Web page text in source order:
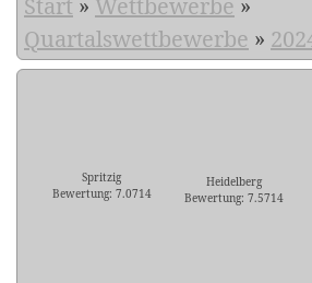
Start » Wettbewerbe »
Quartalswettbewerbe »
Spritzig
Bewertung: 7.0714
Heidelberg
Bewertung: 7.5714